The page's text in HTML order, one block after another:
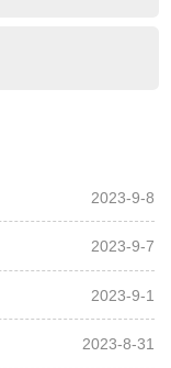
2023-9-8
2023-9-7
2023-9-1
2023-8-31